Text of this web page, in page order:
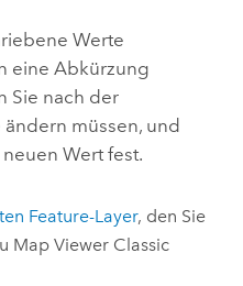
Werte
eine Abkürzung
Sie nach der
müssen, und
Wert fest.
Feature-Layer, den Sie
Map Viewer Classic